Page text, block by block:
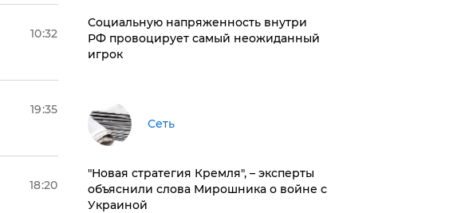
10:32
19:35
18:20
Социальную напряженность внутри
РФ провоцирует самый неожиданный
игрок
Сеть
"Новая стратегия Кремля", – эксперты
объяснили слова Мирошника о войне с
Украиной